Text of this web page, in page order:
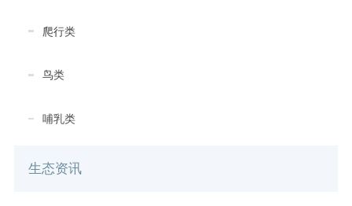
爬行类
鸟类
哺乳类
生态资讯